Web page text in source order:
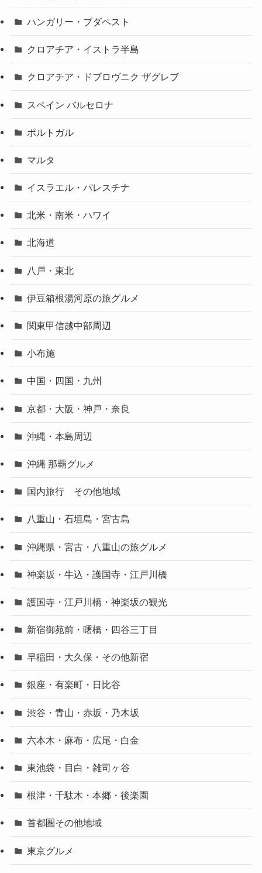
ハンガリー・ブダペスト
クロアチア・イストラ半島
クロアチア・ドブロヴニク ザグレブ
スペイン バルセロナ
ポルトガル
マルタ
イスラエル・パレスチナ
北米・南米・ハワイ
北海道
八戸・東北
伊豆箱根湯河原の旅グルメ
関東甲信越中部周辺
小布施
中国・四国・九州
京都・大阪・神戸・奈良
沖縄・本島周辺
沖縄 那覇グルメ
国内旅行 その他地域
八重山・石垣島・宮古島
沖縄県・宮古・八重山の旅グルメ
神楽坂・牛込・護国寺・江戸川橋
護国寺・江戸川橋・神楽坂の観光
新宿御苑前・曙橋・四谷三丁目
早稲田・大久保・その他新宿
銀座・有楽町・日比谷
渋谷・青山・赤坂・乃木坂
六本木・麻布・広尾・白金
東池袋・目白・雑司ヶ谷
根津・千駄木・本郷・後楽園
首都圏その他地域
東京グルメ